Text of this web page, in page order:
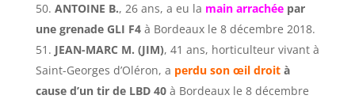
ANTOINE B., 26 ans, a eu la main arrachéepar
une grenade GLI F4à Bordeaux le 8 décembre 2018.
JEAN-MARC M. (JIM), 41 ans, horticulteur vivant à
Saint-Georges d’Oléron, a perdu son œil droità
cause d’un tir de LBD 40à Bordeaux le 8 décembre